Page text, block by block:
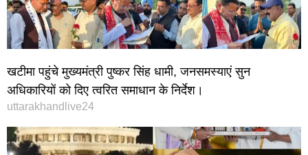
खटीमा पहुंचे मुख्यमंत्री पुष्कर सिंह धामी, जनसमस्याएं सुन
अधिकारियों को दिए त्वरित समाधान के निर्देश।
uttarakhandlive24